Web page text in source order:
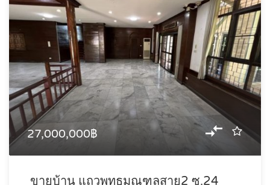
27,000,000฿
ขายบ้าน แถวพุทธมณฑลสาย2 ซ.24